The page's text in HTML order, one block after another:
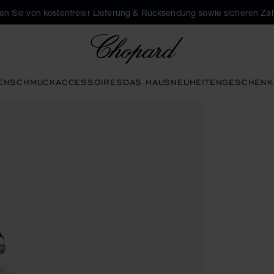
Sie von kostenfreier Lieferung & Rücksendung sowie sicheren
SCHMUCKACCESSOIRESDAS HAUSNEUHEITEN